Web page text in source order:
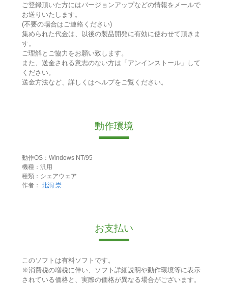
ご登録頂いた方にはバージョンアップなどの情報をメールで
お送りいたします。
(不要の場合はご連絡ください)
集められた代金は、以後の製品開発に有効に使わせて頂きま
す。
ご理解とご協力をお願い致します。
また、送金される意志のない方は「アンインストール」して
ください。
送金方法など、詳しくはヘルプをご覧ください。
動作環境
動作OS：Windows NT/95
機種：汎用
種類：シェアウェア
作者： 北洞 崇
お支払い
このソフトは有料ソフトです。
※消費税の増税に伴い、ソフト詳細説明や動作環境等に表示
されている価格と、実際の価格が異なる場合がございます。